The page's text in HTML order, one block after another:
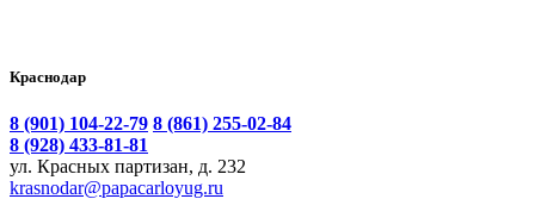
Краснодар
8 (901) 104-22-79 8 (861) 255-02-84
8 (928) 433-81-81
ул. Красных партизан, д. 232
krasnodar@papacarloyug.ru